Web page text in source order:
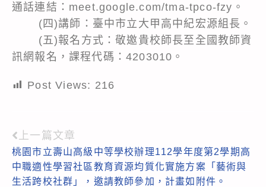
通話連結：meet.google.com/tma-tpco-fzy。
(四)講師：臺中市立大甲高中紀宏源組長。
(五)報名方式：敬邀貴校師長至全國教師資
訊網報名，課程代碼：4203010。
Post Views: 216
Read
more
articles
上一篇文章
桃園市立壽山高級中等學校辦理112學年度第2學期高
中職適性學習社區教育資源均質化實施方案「藝術與
生活跨校社群」，邀請教師參加，計畫如附件。